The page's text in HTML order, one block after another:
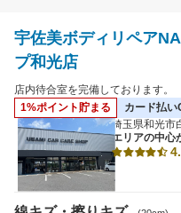
特徴から探す
詳細
クレジットカード払
代車あり
日曜営業
夜間受付（19時以降受
宇佐美ボディリペア
プ和光店
店内待合室を完備しております。
1%ポイント貯まる
カード払い
埼玉県和光市
エリアの中心